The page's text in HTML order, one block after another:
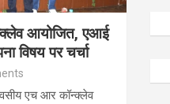
आयोजित, एआई
विषय पर चर्चा
एच आर कॉन्क्लेव